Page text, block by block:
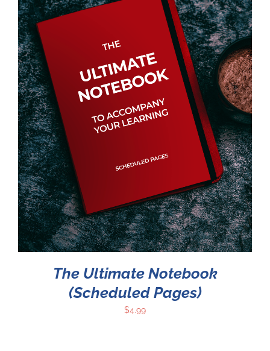
The Ultimate Notebook
(Scheduled Pages)
$4.99